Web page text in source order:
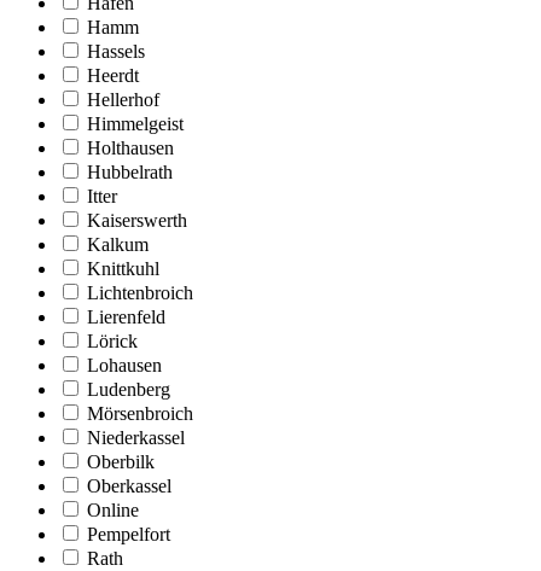
Hamm
Hassels
Heerdt
Hellerhof
Himmelgeist
Holthausen
Hubbelrath
Itter
Kaiserswerth
Kalkum
Knittkuhl
Lichtenbroich
Lierenfeld
Lörick
Lohausen
Ludenberg
Mörsenbroich
Niederkassel
Oberbilk
Oberkassel
Online
Pempelfort
Rath